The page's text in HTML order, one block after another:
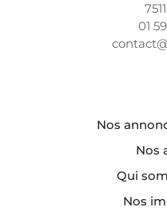
01
Nos
Nos
Qui
Nos